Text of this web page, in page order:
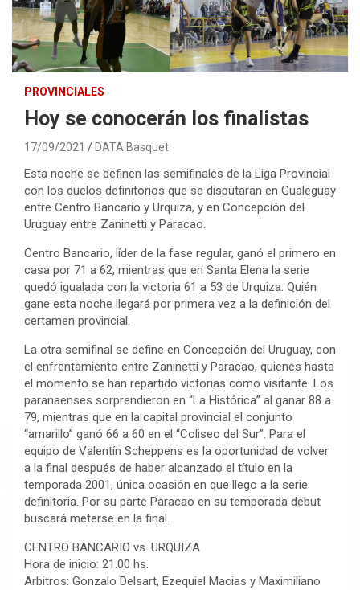
PROVINCIALES
Hoy se conocerán los finalistas
17/09/2021 DATA Basquet
Esta noche se definen las semifinales de la Liga Provincial
con los duelos definitorios que se disputaran en Gualeguay
entre Centro Bancario y Urquiza, y en Concepción del
Uruguay entre Zaninetti y Paracao.
Centro Bancario, líder de la fase regular, ganó el primero en
casa por 71 a 62, mientras que en Santa Elena la serie
quedó igualada con la victoria 61 a 53 de Urquiza. Quién
gane esta noche llegará por primera vez a la definición del
certamen provincial.
La otra semifinal se define en Concepción del Uruguay, con
el enfrentamiento entre Zaninetti y Paracao, quienes hasta
el momento se han repartido victorias como visitante. Los
paranaenses sorprendieron en “La Histórica” al ganar 88 a
79, mientras que en la capital provincial el conjunto
“amarillo” ganó 66 a 60 en el “Coliseo del Sur”. Para el
equipo de Valentín Scheppens es la oportunidad de volver
a la final después de haber alcanzado el título en la
temporada 2001, única ocasión en que llego a la serie
definitoria. Por su parte Paracao en su temporada debut
buscará meterse en la final.
CENTRO BANCARIO vs. URQUIZA
Hora de inicio: 21.00 hs.
Arbitros: Gonzalo Delsart, Ezequiel Macias y Maximiliano